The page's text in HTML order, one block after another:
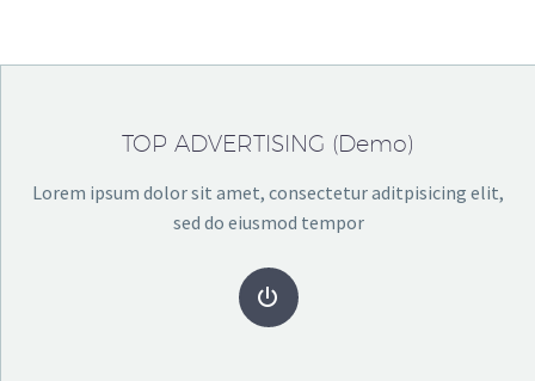
TOP ADVERTISING (Demo)
Lorem ipsum dolor sit amet, consectetur aditpisicing elit,
sed do eiusmod tempor

